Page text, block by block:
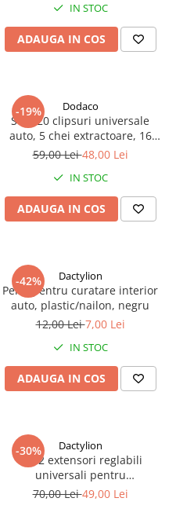
IN STOC
ADAUGA IN COS
-19% Dodaco
Set 620 clipsuri universale
auto, 5 chei extractoare, 16
tipuri de pini, 18 dimensiuni
depozitare – kit complet
pentru reparatii si fixari auto
59,00 Lei48,00 Lei
IN STOC
ADAUGA IN COS
-42% Dactylion
Perie pentru curatare interior
auto, plastic/nailon, negru
12,00 Lei7,00 Lei
IN STOC
ADAUGA IN COS
-30% Dactylion
Set 2 extensori reglabili
universali pentru
incaltaminte, pantofi si
70,00 Lei49,00 Lei